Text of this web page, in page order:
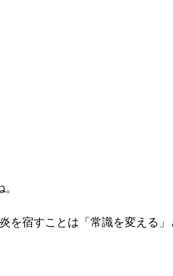
宿すことは「常識を変える